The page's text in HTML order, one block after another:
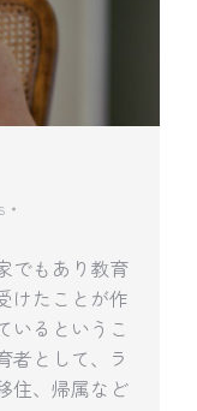
でもあり教育
けたことが作
いるというこ
者として、ラ
住、帰属など